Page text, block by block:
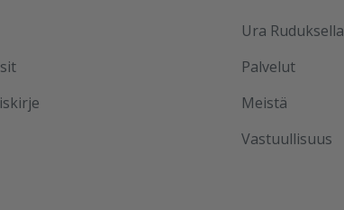
Ura Ruduksella
Palvelut
Meistä
Vastuullisuus